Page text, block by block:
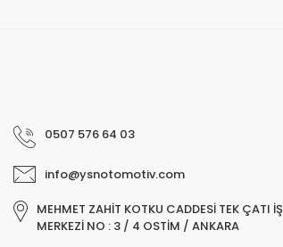
0507 576 64 03
info@ysnotomotiv.com
MEHMET ZAHİT KOTKU CADDESİ TEK ÇATI İŞ
MERKEZİ NO : 3 / 4 OSTİM / ANKARA